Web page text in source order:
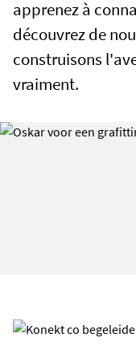
apprenez à
découvrez de
construisons
vraiment.